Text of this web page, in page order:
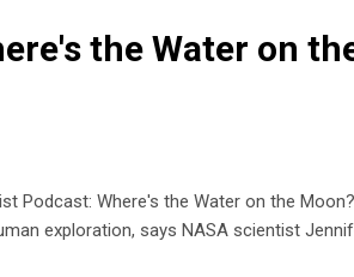
the Water on
Podcast: Where's the Water on the
exploration, says NASA scientist